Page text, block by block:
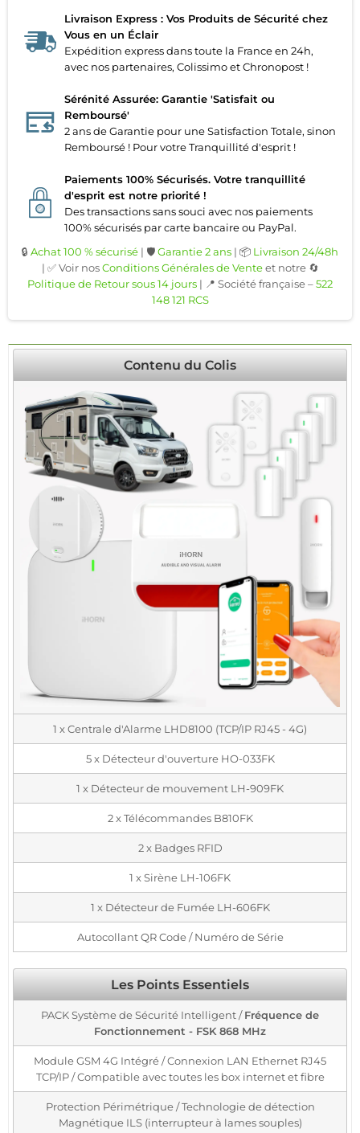
Livraison Express : Vos Produits de Sécurité chez
Vous en un Éclair
Expédition express dans toute la France en 24h,
avec nos partenaires, Colissimo et Chronopost !
Sérénité Assurée: Garantie 'Satisfait ou
Remboursé'
2 ans de Garantie pour une Satisfaction Totale, sinon
Remboursé ! Pour votre Tranquillité d'esprit !
Paiements 100% Sécurisés. Votre tranquillité
d'esprit est notre priorité !
Des transactions sans souci avec nos paiements
100% sécurisés par carte bancaire ou PayPal.
🔒 Achat 100 % sécurisé | 🛡️Garantie 2 ans | 📦 Livraison 24/48h
| ✅ Voir nosConditions Générales de Venteet notre 🔄
Politique de Retour sous 14 jours | 📍 Société française –522
148 121 RCS
Contenu du Colis
1 x Centrale d'Alarme LHD8100 (TCP/IP RJ45 - 4G)
5 x Détecteur d'ouverture HO-033FK
1 x Détecteur de mouvement LH-909FK
2 x Télécommandes B810FK
2 x Badges RFID
1 x Sirène LH-106FK
1 x Détecteur de Fumée LH-606FK
Autocollant QR Code / Numéro de Série
Les Points Essentiels
PACK Système de Sécurité Intelligent /Fréquence de
Fonctionnement - FSK 868 MHz
Module GSM 4G Intégré / Connexion LAN Ethernet RJ45
TCP/IP / Compatible avec toutes les box internet et fibre
Protection Périmétrique / Technologie de détection
Magnétique ILS (interrupteur à lames souples)